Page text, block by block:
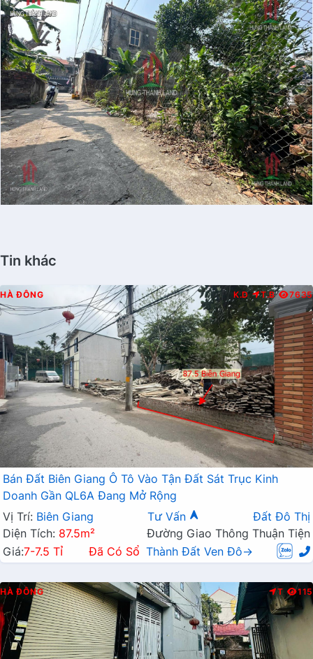
Tin khác
HÀ ĐÔNG K.D T.B 7635
Bán Đất Biên Giang Ô Tô Vào Tận Đất Sát Trục Kinh
Doanh Gần QL6A Đang Mở Rộng
Vị Trí: Biên Giang Tư Vấn
Đất Đô Thị
Diện Tích: 87.5m²
Đường Giao Thông Thuận Tiện
Giá:7-7.5 Tỉ Đã Có Sổ Thành Đất Ven Đô→
HÀ ĐÔNG T 115